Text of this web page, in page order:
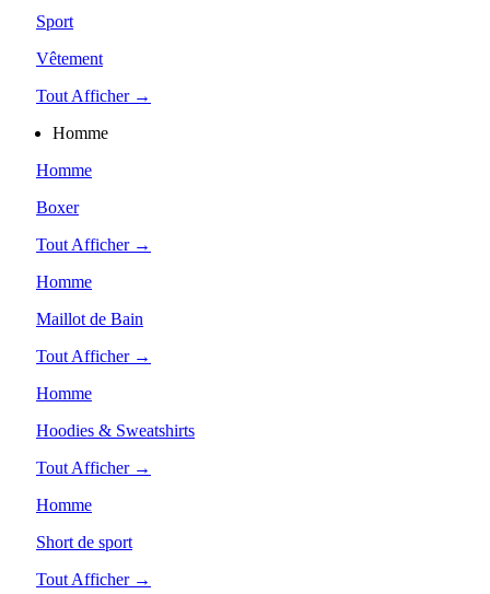
Sport
Vêtement
Tout Afficher →
Homme
Homme
Boxer
Tout Afficher →
Homme
Maillot de Bain
Tout Afficher →
Homme
Hoodies & Sweatshirts
Tout Afficher →
Homme
Short de sport
Tout Afficher →